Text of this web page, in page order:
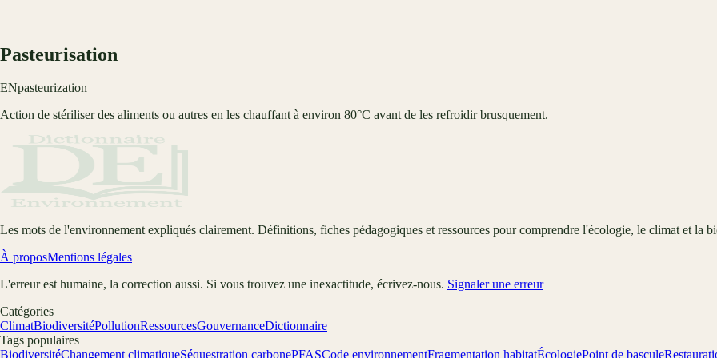
Pasteurisation
ENpasteurization
Action de stériliser des aliments ou autres en les chauffant à environ 80°C avant de les refroidir brusquement.
Les mots de l'environnement expliqués clairement. Définitions, fiches pédagogiques et ressources pour comprendre l'écologie, le climat et la
À proposMentions légales
L'erreur est humaine, la correction aussi. Si vous trouvez une inexactitude, écrivez-nous. Signaler une erreur
Catégories
ClimatBiodiversitéPollutionRessourcesGouvernanceDictionnaire
Tags populaires
BiodiversitéChangement climatiqueSéquestration carbonePFASCode environnementFragmentation habitatÉcologiePoint de bascule